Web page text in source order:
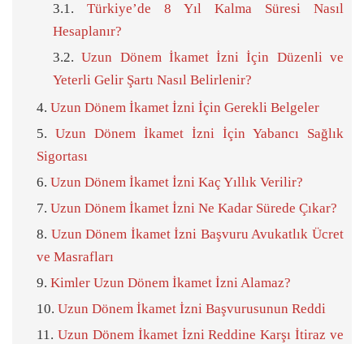
Türkiye’de 8 Yıl Kalma Süresi Nasıl
Hesaplanır?
Uzun Dönem İkamet İzni İçin Düzenli ve
Yeterli Gelir Şartı Nasıl Belirlenir?
Uzun Dönem İkamet İzni İçin Gerekli Belgeler
Uzun Dönem İkamet İzni İçin Yabancı Sağlık
Sigortası
Uzun Dönem İkamet İzni Kaç Yıllık Verilir?
Uzun Dönem İkamet İzni Ne Kadar Sürede Çıkar?
Uzun Dönem İkamet İzni Başvuru Avukatlık Ücret
ve Masrafları
Kimler Uzun Dönem İkamet İzni Alamaz?
Uzun Dönem İkamet İzni Başvurusunun Reddi
Uzun Dönem İkamet İzni Reddine Karşı İtiraz ve